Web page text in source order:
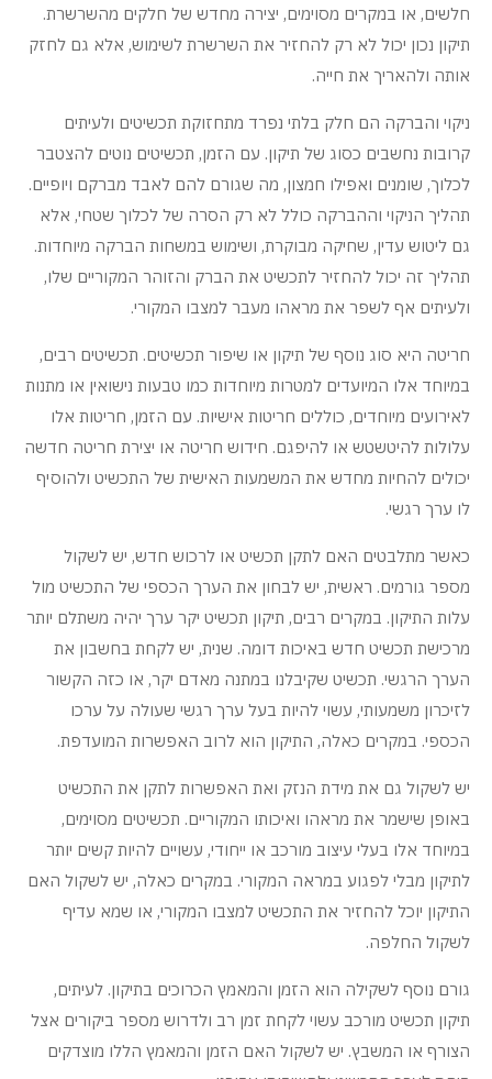
חלשים, או במקרים מסוימים, יצירה מחדש של חלקים מהשרשרת.
תיקון נכון יכול לא רק להחזיר את השרשרת לשימוש, אלא גם לחזק
אותה ולהאריך את חייה.
ניקוי והברקה הם חלק בלתי נפרד מתחזוקת תכשיטים ולעיתים
קרובות נחשבים כסוג של תיקון. עם הזמן, תכשיטים נוטים להצטבר
לכלוך, שומנים ואפילו חמצון, מה שגורם להם לאבד מברקם ויופיים.
תהליך הניקוי וההברקה כולל לא רק הסרה של לכלוך שטחי, אלא
גם ליטוש עדין, שחיקה מבוקרת, ושימוש במשחות הברקה מיוחדות.
תהליך זה יכול להחזיר לתכשיט את הברק והזוהר המקוריים שלו,
ולעיתים אף לשפר את מראהו מעבר למצבו המקורי.
חריטה היא סוג נוסף של תיקון או שיפור תכשיטים. תכשיטים רבים,
במיוחד אלו המיועדים למטרות מיוחדות כמו טבעות נישואין או מתנות
לאירועים מיוחדים, כוללים חריטות אישיות. עם הזמן, חריטות אלו
עלולות להיטשטש או להיפגם. חידוש חריטה או יצירת חריטה חדשה
יכולים להחיות מחדש את המשמעות האישית של התכשיט ולהוסיף
לו ערך רגשי.
כאשר מתלבטים האם לתקן תכשיט או לרכוש חדש, יש לשקול
מספר גורמים. ראשית, יש לבחון את הערך הכספי של התכשיט מול
עלות התיקון. במקרים רבים, תיקון תכשיט יקר ערך יהיה משתלם יותר
מרכישת תכשיט חדש באיכות דומה. שנית, יש לקחת בחשבון את
הערך הרגשי. תכשיט שקיבלנו במתנה מאדם יקר, או כזה הקשור
לזיכרון משמעותי, עשוי להיות בעל ערך רגשי שעולה על ערכו
הכספי. במקרים כאלה, התיקון הוא לרוב האפשרות המועדפת.
יש לשקול גם את מידת הנזק ואת האפשרות לתקן את התכשיט
באופן שישמר את מראהו ואיכותו המקוריים. תכשיטים מסוימים,
במיוחד אלו בעלי עיצוב מורכב או ייחודי, עשויים להיות קשים יותר
לתיקון מבלי לפגוע במראה המקורי. במקרים כאלה, יש לשקול האם
התיקון יוכל להחזיר את התכשיט למצבו המקורי, או שמא עדיף
לשקול החלפה.
גורם נוסף לשקילה הוא הזמן והמאמץ הכרוכים בתיקון. לעיתים,
תיקון תכשיט מורכב עשוי לקחת זמן רב ולדרוש מספר ביקורים אצל
הצורף או המשבץ. יש לשקול האם הזמן והמאמץ הללו מוצדקים